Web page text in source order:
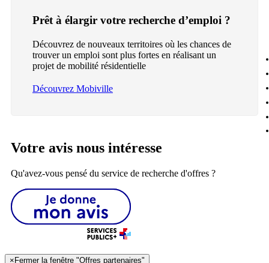
Prêt à élargir votre recherche d’emploi ?
Découvrez de nouveaux territoires où les chances de
trouver un emploi sont plus fortes en réalisant un
projet de mobilité résidentielle
Découvrez Mobiville
Votre avis nous intéresse
Qu'avez-vous pensé du service de recherche d'offres ?
× Fermer la fenêtre "Offres partenaires"